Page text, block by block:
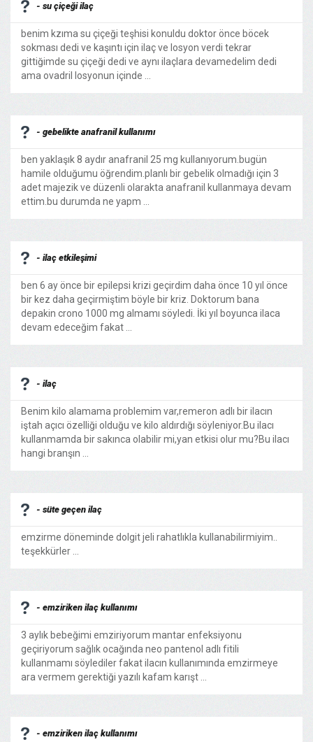
- su çiçeği ilaç
benim kzıma su çiçeği teşhisi konuldu doktor önce böcek
sokması dedi ve kaşıntı için ilaç ve losyon verdi tekrar
gittiğimde su çiçeği dedi ve aynı ilaçlara devamedelim dedi
ama ovadril losyonun içinde ...
- gebelikte anafranil kullanımı
ben yaklaşık 8 aydır anafranil 25 mg kullanıyorum.bugün
hamile olduğumu öğrendim.planlı bir gebelik olmadığı için 3
adet majezik ve düzenli olarakta anafranil kullanmaya devam
ettim.bu durumda ne yapm ...
- ilaç etkileşimi
ben 6 ay önce bir epilepsi krizi geçirdim daha önce 10 yıl önce
bir kez daha geçirmiştim böyle bir kriz. Doktorum bana
depakin crono 1000 mg almamı söyledi. İki yıl boyunca ilaca
devam edeceğim fakat ...
- ilaç
Benim kilo alamama problemim var,remeron adlı bir ilacın
iştah açıcı özelliği olduğu ve kilo aldırdığı söyleniyor.Bu ilacı
kullanmamda bir sakınca olabilir mi,yan etkisi olur mu?Bu ilacı
hangi branşın ...
- süte geçen ilaç
emzirme döneminde dolgit jeli rahatlıkla kullanabilirmiyim..
teşekkürler ...
- emziriken ilaç kullanımı
3 aylık bebeğimi emziriyorum mantar enfeksiyonu
geçiriyorum sağlık ocağında neo pantenol adlı fitili
kullanmamı söylediler fakat ilacın kullanımında emzirmeye
ara vermem gerektiği yazılı kafam karışt ...
- emziriken ilaç kullanımı